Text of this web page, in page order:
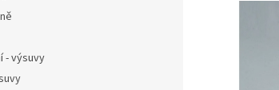
- výsuvy